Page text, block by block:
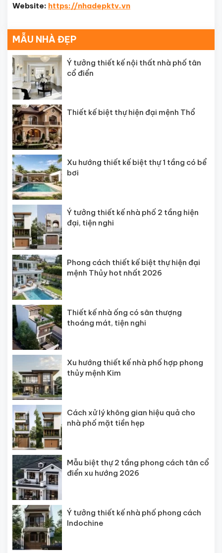
Website: https://nhadepktv.vn
MẪU NHÀ ĐẸP
Ý tưởng thiết kế nội thất nhà phố tân
cổ điển
Thiết kế biệt thự hiện đại mệnh Thổ
Xu hướng thiết kế biệt thự 1 tầng có bể
bơi
Ý tưởng thiết kế nhà phố 2 tầng hiện
đại, tiện nghi
Phong cách thiết kế biệt thự hiện đại
mệnh Thủy hot nhất 2026
Thiết kế nhà ống có sân thượng
thoáng mát, tiện nghi
Xu hướng thiết kế nhà phố hợp phong
thủy mệnh Kim
Cách xử lý không gian hiệu quả cho
nhà phố mặt tiền hẹp
Mẫu biệt thự 2 tầng phong cách tân cổ
điển xu hướng 2026
Ý tưởng thiết kế nhà phố phong cách
Indochine